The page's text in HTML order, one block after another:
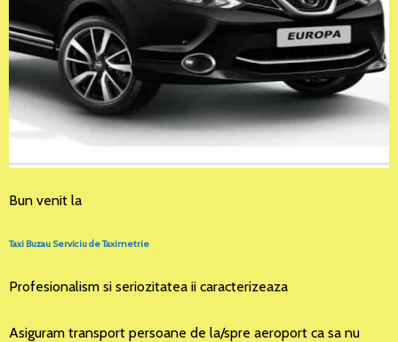
Bun venit la
Taxi Buzau Serviciu de Taximetrie
Profesionalism si seriozitatea ii caracterizeaza
Asiguram transport persoane de la/spre aeroport ca sa nu